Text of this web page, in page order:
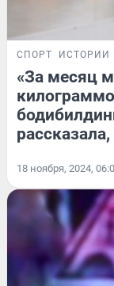
СПОРТ ИСТОРИИ
«За месяц
18 ноября, 2024,